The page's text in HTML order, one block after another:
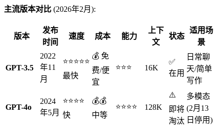
主流版本对比 (2026年2月):
版本
发布
时间
速度 成本 能力
上下
文
状态
适用场
景
GPT-3.5
2022
年11
月
⭐⭐⭐⭐⭐
最快
💰 免
费/便
宜
⭐⭐⭐ 16K
✅
在用
日常聊
天/简单
写作
GPT-4o
2024
年5月
⭐⭐⭐⭐
快
💰💰
中等
⭐⭐⭐⭐ 128K
⚠️
即将
淘汰
多模态
(2月13
日停用)